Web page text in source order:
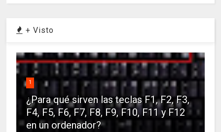
+ Visto
1
¿Para qué sirven las teclas F1, F2, F3,
F4, F5, F6, F7, F8, F9, F10, F11 y F12
en un ordenador?